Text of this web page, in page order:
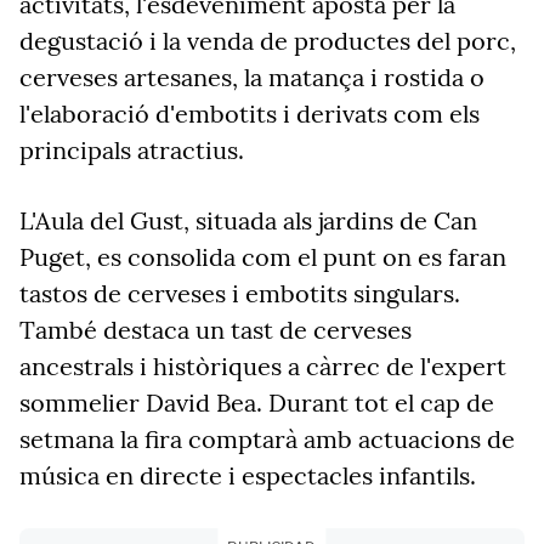
degustació i la venda de productes del porc,
cerveses artesanes, la matança i rostida o
l'elaboració d'embotits i derivats com els
principals atractius.
L'Aula del Gust, situada als jardins de Can
Puget, es consolida com el punt on es faran
tastos de cerveses i embotits singulars.
També destaca un tast de cerveses
ancestrals i històriques a càrrec de l'expert
sommelier David Bea. Durant tot el cap de
setmana la fira comptarà amb actuacions de
música en directe i espectacles infantils.